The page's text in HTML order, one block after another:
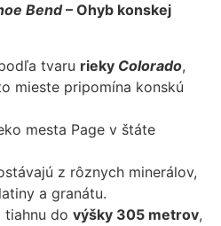
Bend– Ohyb konskej
tvaru rieky Colorado,
mieste pripomína konskú
mesta Page v štáte
z rôznych minerálov,
a granátu.
tiahnu do výšky 305 metrov,